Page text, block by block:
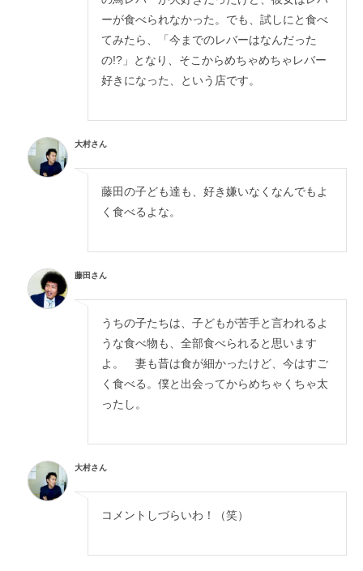
ーが食べられなかった。でも、試しにと食べ
てみたら、「今までのレバーはなんだった
の!?」となり、そこからめちゃめちゃレバー
好きになった、という店です。
大村さん
藤田の子ども達も、好き嫌いなくなんでもよ
く食べるよな。
藤田さん
うちの子たちは、子どもが苦手と言われるよ
うな食べ物も、全部食べられると思います
よ。 妻も昔は食が細かったけど、今はすご
く食べる。僕と出会ってからめちゃくちゃ太
ったし。
大村さん
コメントしづらいわ！（笑）